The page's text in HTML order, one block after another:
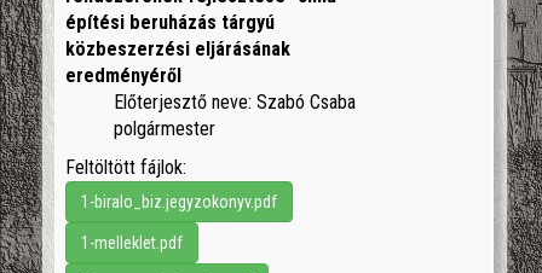
építési beruházás tárgyú
közbeszerzési eljárásának
eredményéről
Előterjesztő neve: Szabó Csaba
polgármester
Feltöltött fájlok:
1-biralo_biz.jegyzokonyv.pdf
1-melleklet.pdf